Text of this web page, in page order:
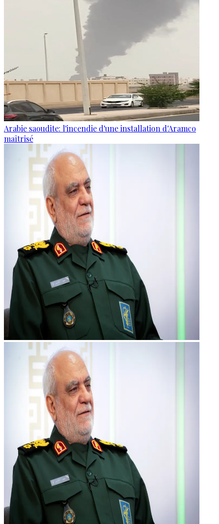
Arabie saoudite: l'incendie d'une installation d'Aramco
maîtrisé